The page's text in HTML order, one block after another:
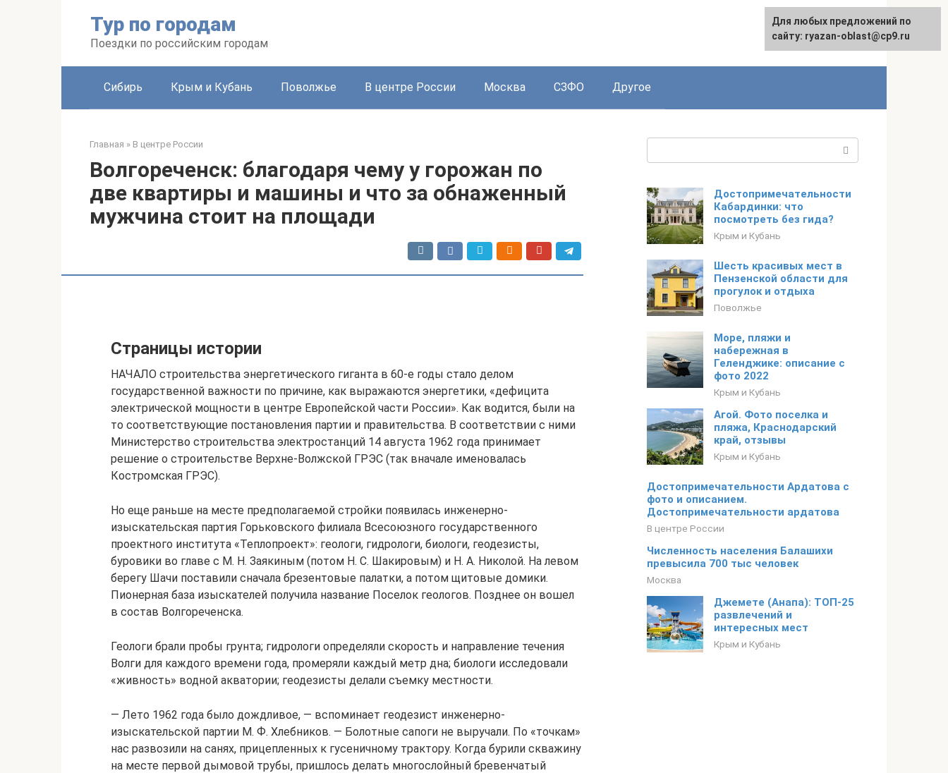
Тур по городам
Поездки по российским городам
Сибирь Крым и Кубань Поволжье В центре России Москва СЗФО Другое
Главная » В центре России
Волгореченск: благодаря чему у горожан по
две квартиры и машины и что за обнаженный
мужчина стоит на площади
Страницы истории
НАЧАЛО строительства энергетического гиганта в 60-е годы стало делом
государственной важности по причине, как выражаются энергетики, «дефицита
электрической мощности в центре Европейской части России». Как водится, были на
то соответствующие постановления партии и правительства. В соответствии с ними
Министерство строительства электростанций 14 августа 1962 года принимает
решение о строительстве Верхне-Волжской ГРЭС (так вначале именовалась
Костромская ГРЭС).
Но еще раньше на месте предполагаемой стройки появилась инженерно-
изыскательская партия Горьковского филиала Всесоюзного государственного
проектного института «Теплопроект»: геологи, гидрологи, биологи, геодезисты,
буровики во главе с М. Н. Заякиным (потом Н. С. Шакировым) и Н. А. Николой. На левом
берегу Шачи поставили сначала брезентовые палатки, а потом щитовые домики.
Пионерная база изыскателей получила название Поселок геологов. Позднее он вошел
в состав Волгореченска.
Геологи брали пробы грунта; гидрологи определяли скорость и направление течения
Волги для каждого времени года, промеряли каждый метр дна; биологи исследовали
«живность» водной акватории; геодезисты делали съемку местности.
— Лето 1962 года было дождливое, — вспоминает геодезист инженерно-
изыскательской партии М. Ф. Хлебников. — Болотные сапоги не выручали. По «точкам»
нас развозили на санях, прицепленных к гусеничному трактору. Когда бурили скважину
на месте первой дымовой трубы, пришлось делать многослойный бревенчатый
Достопримечательности
Кабардинки: что
посмотреть без гида?
Крым и Кубань
Шесть красивых мест в
Пензенской области для
прогулок и отдыха
Поволжье
Море, пляжи и
набережная в
Геленджике: описание с
фото 2022
Крым и Кубань
Агой. Фото поселка и
пляжа, Краснодарский
край, отзывы
Крым и Кубань
Достопримечательности Ардатова с
фото и описанием.
Достопримечательности ардатова
В центре России
Численность населения Балашихи
превысила 700 тыс человек
Москва
Джемете (Анапа): ТОП-25
развлечений и
интересных мест
Крым и Кубань
Для любых предложений по
сайту: ryazan-oblast@cp9.ru